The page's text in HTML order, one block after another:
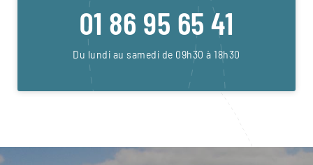
01 86 95 65 41
Du lundi au samedi de 09h30 à 18h30